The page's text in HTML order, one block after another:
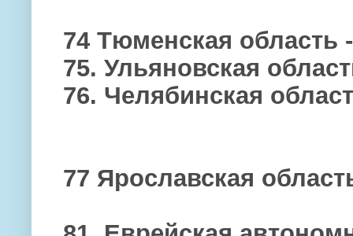
74 Тюменская область
75. Ульяновская
76. Челябинская
77 Ярославская